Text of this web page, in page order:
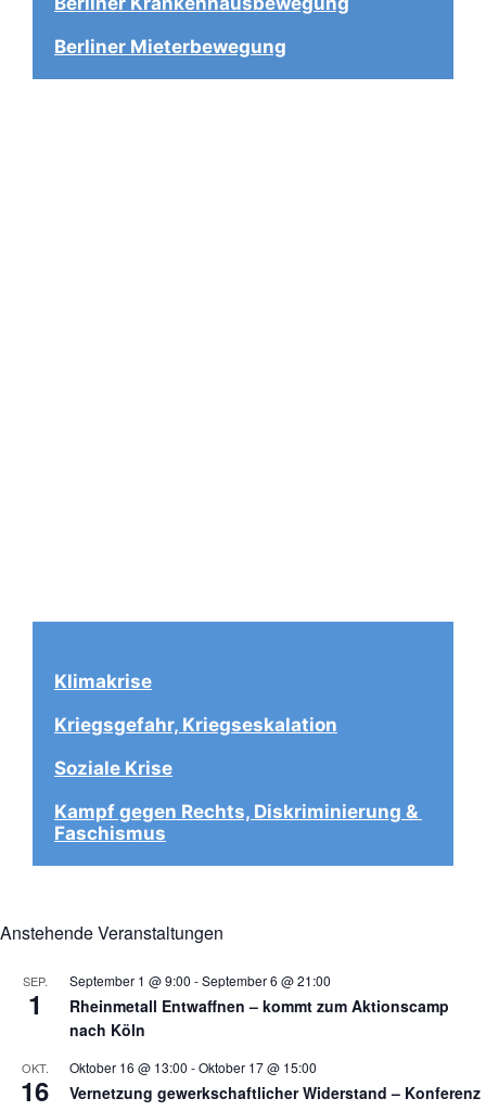
Berliner Mieterbewegung
Klimakrise
Kriegsgefahr, Kriegseskalation
Soziale Krise
Kampf gegen Rechts, Diskriminierung &
Faschismus
Anstehende Veranstaltungen
SEP.
1
September 1 @ 9:00 -September 6 @ 21:00
Rheinmetall Entwaffnen – kommt zum Aktionscamp
nach Köln
OKT.
16
Oktober 16 @ 13:00 -Oktober 17 @ 15:00
Vernetzung gewerkschaftlicher Widerstand – Konferenz